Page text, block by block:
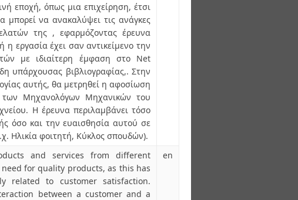
εποχή, όπως μια επιχείρηση, έτσι
μπορεί να ανακαλύψει τις ανάγκες
της , εφαρμόζοντας έρευνα
εργασία έχει σαν αντικείμενο την
με ιδιαίτερη έμφαση στο Net
υπάρχουσας βιβλιογραφίας,. Στην
αυτής, θα μετρηθεί η αφοσίωση
Μηχανολόγων Μηχανικών του
Η έρευνα περιλαμβάνει τόσο
όσο και την ευαισθησία αυτού σε
Ηλικία φοιτητή, Κύκλος σπουδών).
and services from different
for quality products, as this has
related to customer satisfaction.
between a customer and a
en